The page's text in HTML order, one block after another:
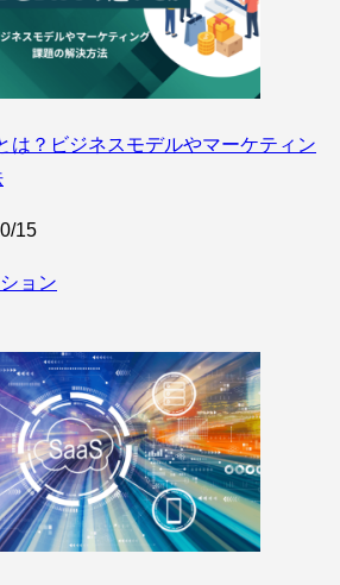
は？ビジネスモデルやマーケティン
15
ョン